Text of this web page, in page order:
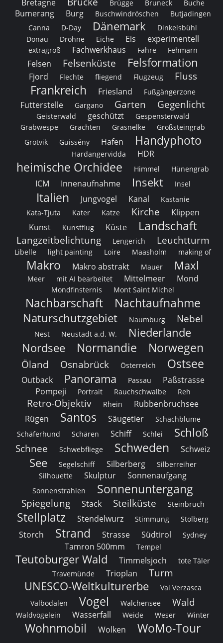
Bretagne Brügge Bruneck Buche
Bumerang Burg Buschwindröschen
Butjadingen
Canna
D-Day Dänemark
Dinkelsbühl
Donau
Drohne Eiche Eis experimentell
extragroß Fachwerkhaus Fähre Fehmarn
Felsen Felsenküste Felsformation
Fjord Flechte fliegend Flugzeug Fluss
Frankreich Friesland Fußgängerzone
Futterstelle Gargano Garten Gegenlicht
Geisterwald geschützt
Gespensterwald
Grabwespe
Grachten Grasnelke
Großsteingrab
Grötvik
Guissény Hafen Handyphoto
Hardangervidda HDR
heimische Orchidee Himmel Hünengrab
ICM Innenaufnahme Insekt Insel
Italien Jungvogel Kanal
Kastanie
Kata-Tjuta
Kater Katze Kirche
Klippen
Kunst
Kunstflug Küste Landschaft
Langzeitbelichtung Lengerich Leuchtturm
Libelle light painting Loire Maasholm making of
Makro Makro abstrakt Mauer Maxl
Meer mit AI bearbeitet Mittelmeer Mond
Mondfinsternis Mont Saint Michel
Nachbarschaft Nachtaufnahme
Naturschutzgebiet Naumburg Nebel
Nest Neustadt a.d. W.
Niederlande
Nordsee
Normandie Norwegen
Öland Osnabrück Österreich Ostsee
Outback Panorama Passau
Paßstrasse
Pompeji
Portrait Rauchschwalbe Reh
Retro-Objektiv Rhein
Rubbenbruchsee
Rügen
Santos Säugetier
Schachblume
Schäferhund
Schären Schiff Schlei Schloß
Schnee Schwebfliege Schweden Schweiz
See Segelschiff Silberberg
Silberreiher
Silhouette
Skulptur Sonnenaufgang
Sonnenstrahlen Sonnenuntergang
Spiegelung Stack Steilküste Steinbruch
Stellplatz Stendelwurz Stimmung Stolberg
Storch Strand Strasse Südtirol Sydney
Tamron 500mm Tempel
Teutoburger Wald Timmelsjoch
tote Täler
Travemünde
Trioplan Turm
UNESCO-Weltkulturerbe
Val Verzasca
Valbodalen
Vogel Walchensee Wald
Waldvögelein Wasserfall Weide Weser Winter
Wohnmobil Wolken WoMo-Tour